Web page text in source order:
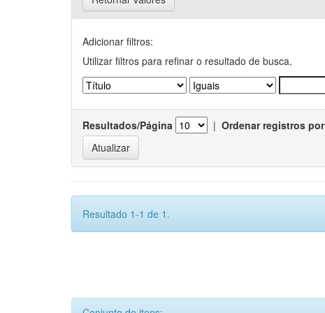
Adicionar filtros:
Utilizar filtros para refinar o resultado de busca.
Resultados/Página | Ordenar registros por
Resultado 1-1 de 1.